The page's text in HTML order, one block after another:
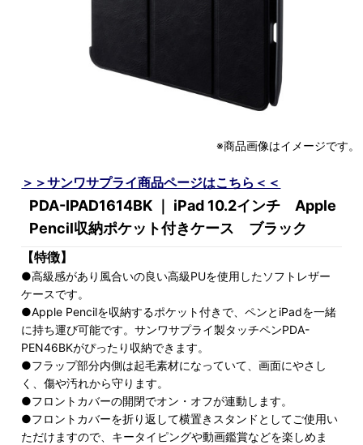
※商品画像はイメージです。
＞＞サンワサプライ商品ページはこちら＜＜
PDA-IPAD1614BK ｜ iPad 10.2インチ Apple
Pencil収納ポケット付きケース ブラック
【特徴】
●高級感があり風合いの良い高級PUを使用したソフトレザー
ケースです。
●Apple Pencilを収納するポケット付きで、ペンとiPadを一緒
に持ち運び可能です。サンワサプライ製タッチペンPDA-
PEN46BKがぴったり収納できます。
●フラップ部分内側は起毛素材になっていて、画面にやさし
く、傷や汚れから守ります。
●フロントカバーの開閉でオン・オフが連動します。
●フロントカバーを折り返して横置きスタンドとしてご使用い
ただけますので、キータイピングや動画鑑賞などを楽しめま